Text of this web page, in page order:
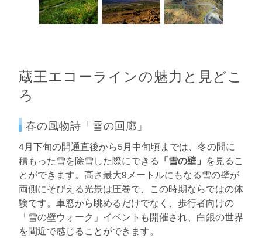
蔵王エコーラインの魅力と見どこ
ろ
春の風物詩「雪の回廊」
4月下旬の開通直後から5月中旬頃までは、冬の間に
積もった雪を除雪した際にできる 「雪の壁」 を見るこ
とができます。高さ最大9メートルにもなる雪の壁が
両側にそびえる光景は圧巻で、この時期ならではの体
験です。車窓から眺めるだけでなく、歩行者向けの
「雪の壁ウォーク」イベントも開催され、白銀の世界
を間近で感じることができます。